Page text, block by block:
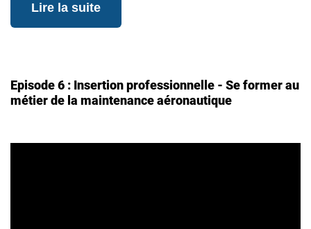
Lire la suite
Episode 6 : Insertion professionnelle - Se former au
métier de la maintenance aéronautique